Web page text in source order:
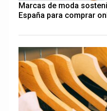
Marcas de moda
España para comprar